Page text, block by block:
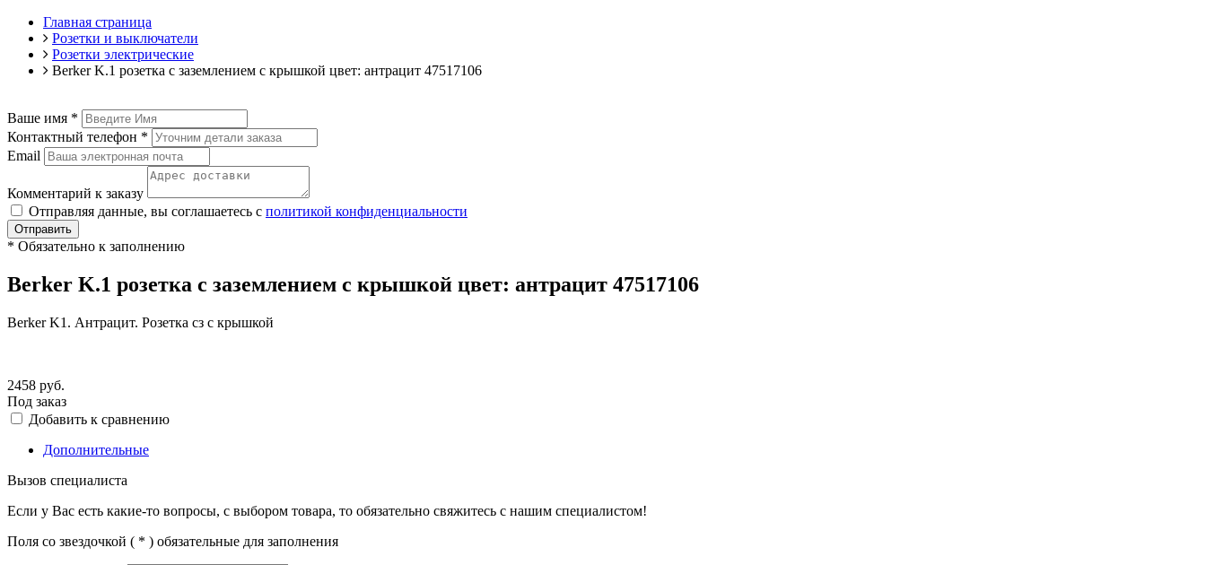
Главная страница
Розетки и выключатели
Розетки электрические
Berker K.1 розетка с заземлением с крышкой цвет: антрацит 47517106
Ваше имя *
Контактный телефон *
Email
Комментарий к заказу
Отправляя данные, вы соглашаетесь с политикой конфиденциальности
Отправить
* Обязательно к заполнению
Berker K.1 розетка с заземлением с крышкой цвет: антрацит 47517106
Berker K1. Антрацит. Розетка сз с крышкой
2458 руб.
Под заказ
Добавить к сравнению
Дополнительные
Вызов специалиста
Если у Вас есть какие-то вопросы, с выбором товара, то обязательно свяжитесь с нашим специалистом!
Поля со звездочкой ( * ) обязательные для заполнения